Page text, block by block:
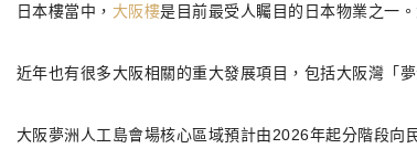
日本樓當中， 大阪樓是目前最受人矚目的日本物業之一
近年也有很多大阪相關的重大發展項目，包括大阪灣「
大阪夢洲人工島會場核心區域預計由2026年起分階段向